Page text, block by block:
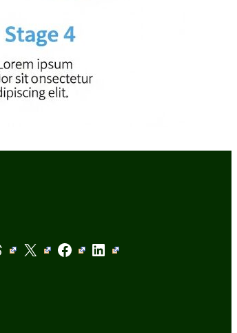
X Facebook LinkedIn